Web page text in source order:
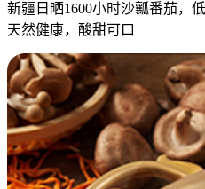
新疆日晒1600小时沙瓤番茄，
天然健康，酸甜可口